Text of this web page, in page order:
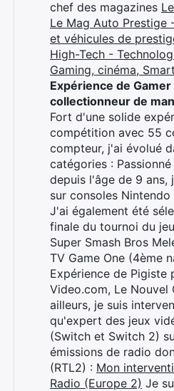
chef des magazines
Le Mag Auto Prestige
et véhicules de
High-Tech -
Gaming, cinéma,
Expérience de Gamer
collectionneur de
Fort d'une solide
compétition avec 55
compteur, j'ai évolué
catégories :
depuis l'âge de 9 ans,
sur consoles Nintendo
J'ai également été
finale du tournoi du
Super Smash Bros
TV Game One (4ème
Expérience de Pigiste
Video.com, Le Nouvel
ailleurs, je suis
qu'expert des jeux
(Switch et Switch 2)
émissions de radio
(RTL2) : Mon
Radio (Europe 2) Je
Rechercher
: